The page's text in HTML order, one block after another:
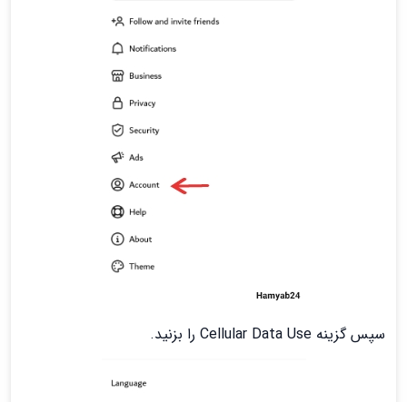
سپس گزینه Cellular Data Use را بزنید.